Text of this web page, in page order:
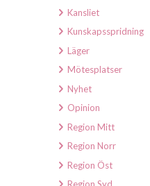
Kansliet
Kunskapsspridning
Läger
Mötesplatser
Nyhet
Opinion
Region Mitt
Region Norr
Region Öst